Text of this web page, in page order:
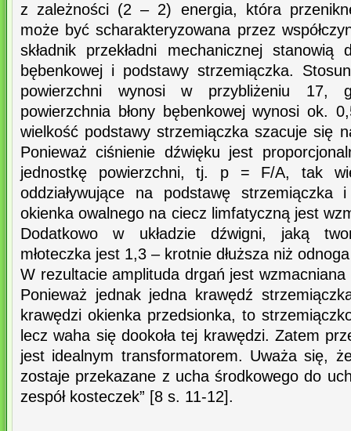
z zależności (2 – 2) energia, która
może być scharakteryzowana przez
składnik przekładni mechanicznej stanowią
bębenkowej i podstawy strzemiączka.
powierzchni wynosi w przybliżeniu 17,
powierzchnia błony bębenkowej wynosi ok.
wielkość podstawy strzemiączka szacuje się
Ponieważ ciśnienie dźwięku jest
jednostkę powierzchni, tj. p = F/A, tak
oddziaływujące na podstawę strzemiączka
okienka owalnego na ciecz limfatyczną jest
Dodatkowo w układzie dźwigni, jaką
młoteczka jest 1,3 – krotnie dłuższa niż
W rezultacie amplituda drgań jest
Ponieważ jednak jedna krawędź
krawędzi okienka przedsionka, to
lecz waha się dookoła tej krawędzi. Zatem
jest idealnym transformatorem. Uważa się,
zostaje przekazane z ucha środkowego do
zespół kosteczek” [8 s. 11-12].